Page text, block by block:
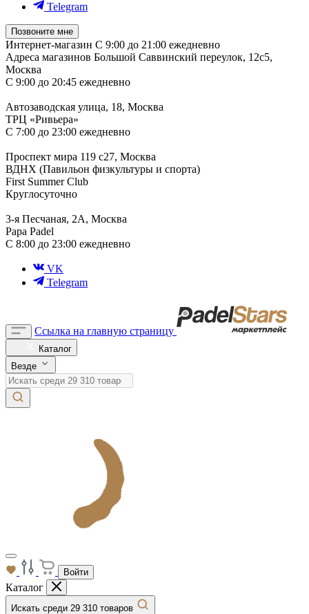
Telegram
Позвоните мне
Интернет-магазин С 9:00 до 21:00 ежедневно
Адреса магазинов Большой Саввинский переулок, 12с5,
Москва
С 9:00 до 20:45 ежедневно
Автозаводская улица, 18, Москва
ТРЦ «Ривьера»
С 7:00 до 23:00 ежедневно
Проспект мира 119 с27, Москва
ВДНХ (Павильон физкультуры и спорта)
First Summer Club
Круглосуточно
3-я Песчаная, 2А, Москва
Papa Padel
С 8:00 до 23:00 ежедневно
VK
Telegram
Ссылка на главную страницу
Каталог
Везде
Войти
Каталог
Искать среди 29 310 товаров